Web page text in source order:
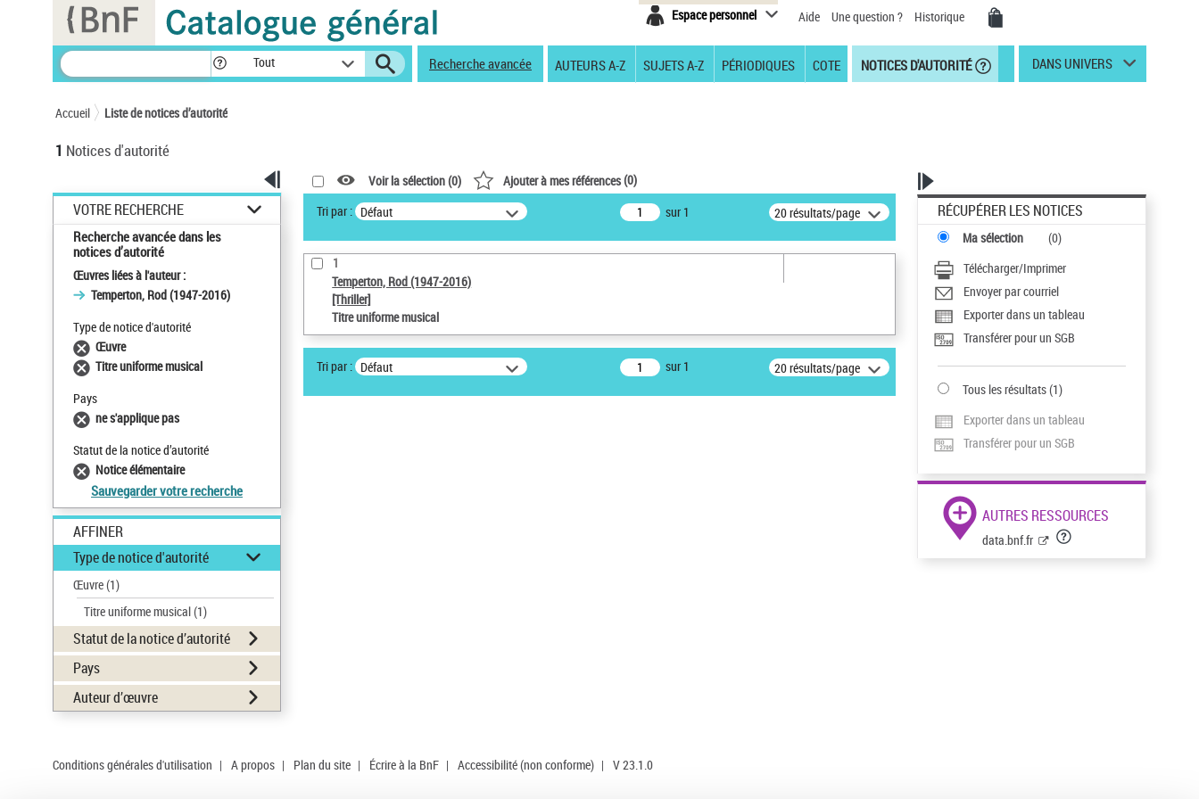
Espace personnel Aide Une question ? Historique
Tout Recherche avancée AUTEURS A-Z SUJETS A-Z PÉRIODIQUES COTE NOTICES D'AUTORITÉ DANS UNIVERS
Accueil Liste de notices d’autorité
1 Notices d'autorité
VOTRE RECHERCHE
Recherche avancée dans les
notices d’autorité
Œuvres liées à l'auteur :
Temperton, Rod (1947-2016)
Type de notice d'autorité
Œuvre
Titre uniforme musical
Pays
ne s'applique pas
Statut de la notice d’autorité
Notice élémentaire
Sauvegarder votre recherche
AFFINER
Type de notice d'autorité
Œuvre(1)
Titre uniforme musical(1)
Statut de la notice d’autorité
Pays
Auteur d’œuvre
Voir la sélection (0) Ajouter à mes références(0)
Tri par : Défaut sur 1 20 résultats/page
1
Temperton, Rod (1947-2016)
[Thriller]
Titre uniforme musical
Tri par : Défaut sur 1 20 résultats/page
RÉCUPÉRER LES NOTICES
Ma sélection (0)
Télécharger/Imprimer
Envoyer par courriel
Exporter dans un tableau
Transférer pour un SGB
Tous les résultats(1)
Exporter dans un tableau
Transférer pour un SGB
AUTRES RESSOURCES
data.bnf.fr
Conditions générales d'utilisation | A propos | Plan du site | Écrire à la BnF | Accessibilité (non conforme) | V 23.1.0
Panneau de gestion des cookies